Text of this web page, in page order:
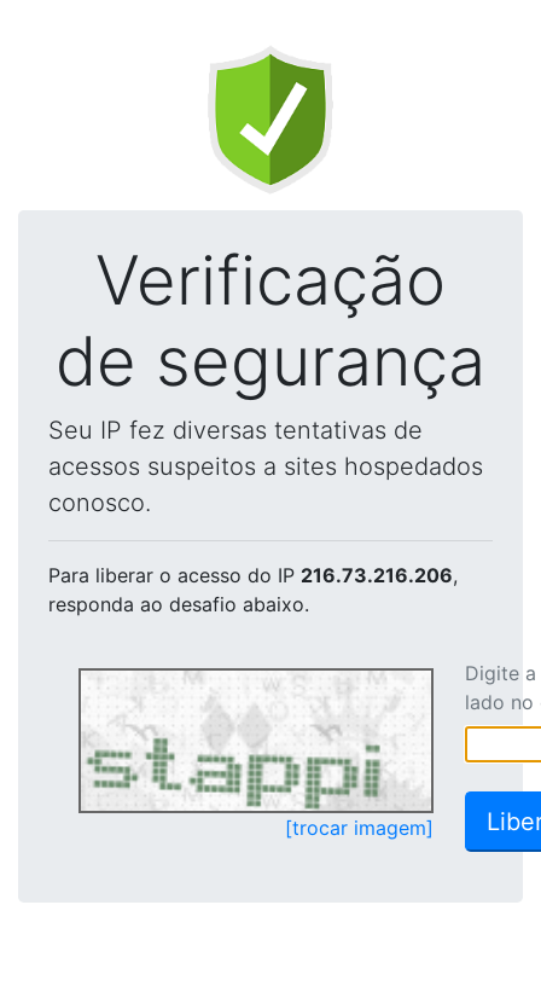
Verificação
de segurança
Seu IP fez diversas tentativas de
acessos suspeitos a sites hospedados
conosco.
Para liberar o acesso do IP 216.73.216.206,
responda ao desafio abaixo.
[trocar imagem]
Digite
lado no